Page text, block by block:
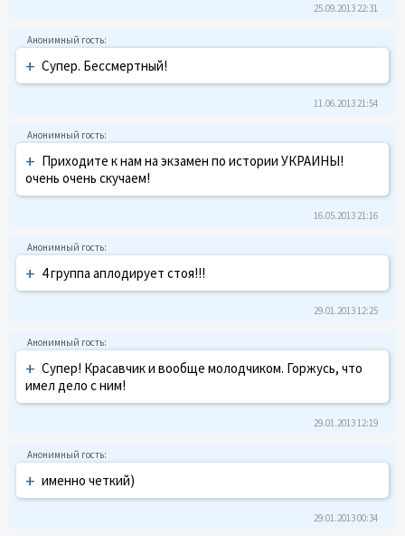
25.09.2013 22:31
+ Супер. Бессмертный!
11.06.2013 21:54
+ Приходите к нам на экзамен по истории УКРАИНЫ!
очень очень скучаем!
16.05.2013 21:16
+ 4 группа аплодирует стоя!!!
29.01.2013 12:25
+ Супер! Красавчик и вообще молодчиком. Горжусь, что
имел дело с ним!
29.01.2013 12:19
+ именно четкий)
29.01.2013 00:34